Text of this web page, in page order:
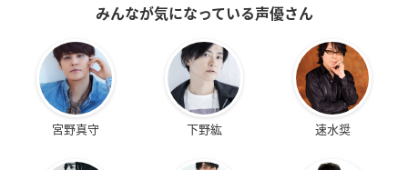
みんなが気になっている声優さん
宮野真守 下野紘 速水奨